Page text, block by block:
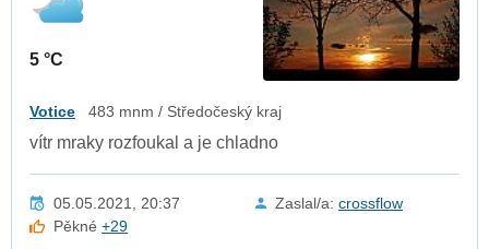
5 °C
Votice 483 mnm / Středočeský kraj
vítr mraky rozfoukal a je chladno
05.05.2021, 20:37 Zaslal/a: crossflow
Pěkné+29